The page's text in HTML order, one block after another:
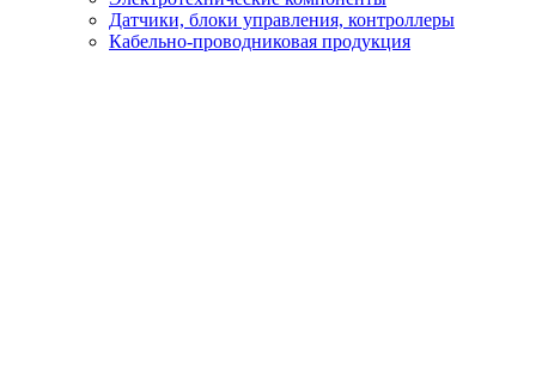
Датчики, блоки управления, контроллеры
Кабельно-проводниковая продукция